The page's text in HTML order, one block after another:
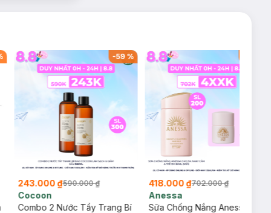
-59%
243.000 ₫590.000 ₫
Cocoon
Combo 2 Nước Tẩy Trang Bí
418.000 ₫702.000 ₫
Anessa
Sữa Chống Nắng Anessa